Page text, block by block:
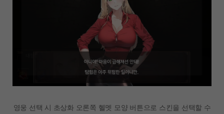
영웅 선택 시 초상화 오론쪽 헬멧 모양 버튼으로 스킨을 선택할 수